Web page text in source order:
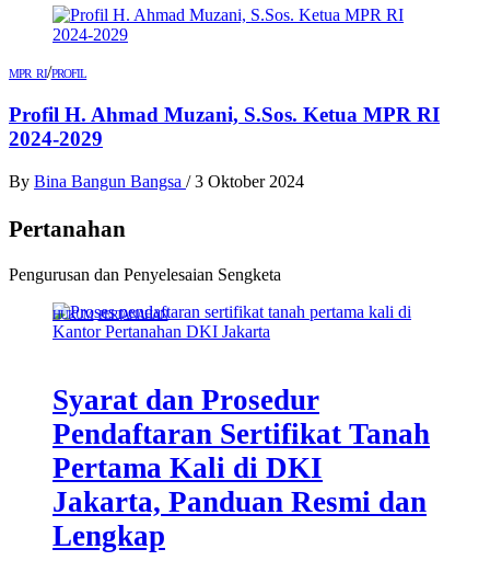
MPR RI/PROFIL
Profil H. Ahmad Muzani, S.Sos. Ketua MPR RI
2024-2029
By Bina Bangun Bangsa / 3 Oktober 2024
Pertanahan
Pengurusan dan Penyelesaian Sengketa
HUKUM PERTANAHAN
Syarat dan Prosedur
Pendaftaran Sertifikat Tanah
Pertama Kali di DKI
Jakarta, Panduan Resmi dan
Lengkap